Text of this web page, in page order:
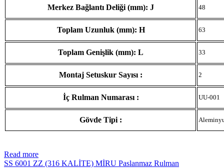
Merkez Bağlantı Deliği (mm): J 48
Toplam Uzunluk (mm): H 63
Toplam Genişlik (mm): L 33
Montaj Setuskur Sayısı : 2
İç Rulman Numarası : UU-001
Gövde Tipi :
Read more
SS 6001 ZZ (316 KALİTE) MİRU Paslanmaz Rulman